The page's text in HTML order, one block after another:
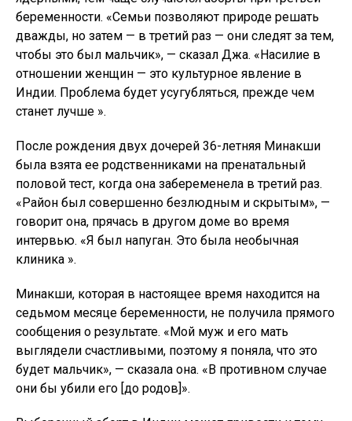
сообщения о результате. «Мой муж и его мать
выглядели счастливыми, поэтому я поняла, что это
будет мальчик», — сказала она. «В противном случае
они бы убили его [до родов]».
Выборочный аборт в Индии может привести к тому,
что к 2030 году родится на 6,8 млн девочек
меньше.Подробнее
В глубоко патриархальном обществе Индии полные
сексуальные и репродуктивные права женщин все
еще остаются далекой мечтой. Такие женщины, как
Минакши, борются за то, чтобы их приняли в семье.
Родители Минакши воспитали ее в ожидании
свободы после замужества. Но все еще хуже, —
говорит она, рыдая.
Для Лаали домогательства — часть ее повседневной
жизни. К 15 годам ее мать произвела аборт от двух
плодов женского пола, а ее младшая сестра сделала
аборт по крайней мере от трех.